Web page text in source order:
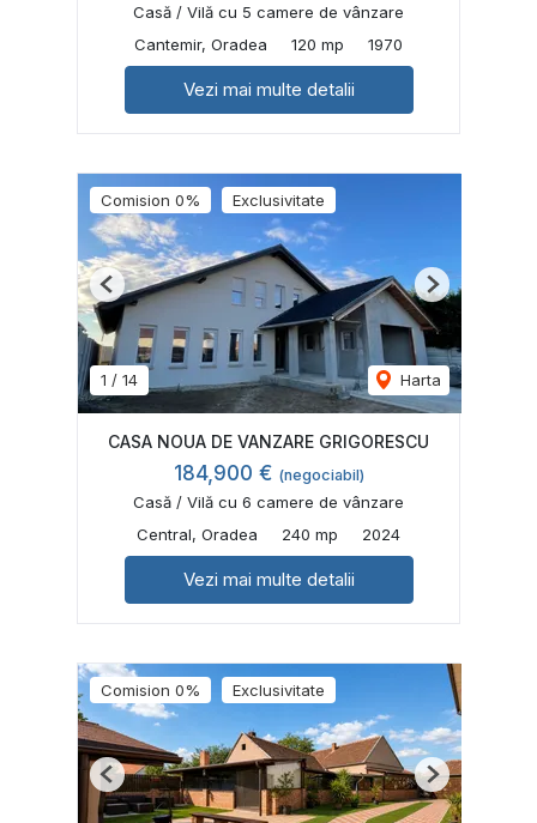
Casă / Vilă cu 5 camere de vânzare
Cantemir, Oradea
120 mp 1970
Vezi mai multe detalii
Comision 0% Exclusivitate
1 / 14 Harta
Previous Next
CASA NOUA DE VANZARE GRIGORESCU
184,900 € (negociabil)
Casă / Vilă cu 6 camere de vânzare
Central, Oradea
240 mp 2024
Vezi mai multe detalii
Comision 0% Exclusivitate
Previous Next